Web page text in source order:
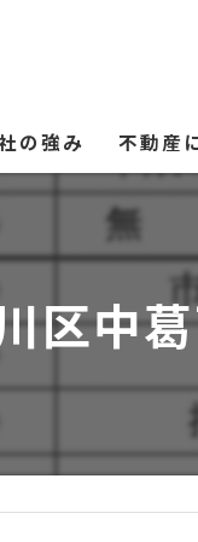
の強み
様の声
不動産
買取
売却
仲介
相続
区